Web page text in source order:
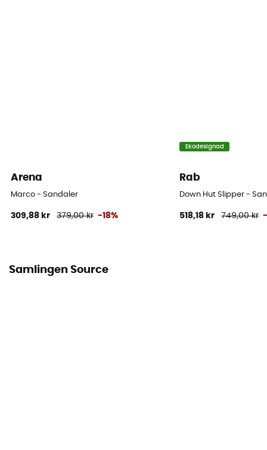
Arena
Marco - Sandaler
309,88 kr 379,00 kr -18%
Ekodesignad
Rab
Down Hut Slipper -
518,18 kr 749,00 kr
Samlingen Source